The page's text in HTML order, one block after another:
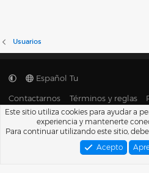
Usuarios
Español Tu
Contactarnos Términos y reglas
Ayuda
Portal
R
S
S
Community platform by XenForo® © 2010-
XenFacil.com. © 2010-2019
Este sitio utiliza cookies para ayudar a
experiencia y mantenerte
Para continuar utilizando este sitio,
Acepto